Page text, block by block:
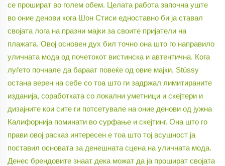
се прошират во голем обем. Целата работа започна уште
во оние денови кога Шон Стиси едноставно би ја ставал
својата лога на празни мајки за своите пријатели на
плажата. Овој основен дух бил точно она што го направило
уличната мода од почетокот вистинска и автентична. Кога
луѓето почнале да бараат повеќе од овие мајки, Stüssy
остана верен на себе со тоа што ги задржал лимитираните
изданија, соработката со локални уметници и скејтери и
дизајните кои сите ги потсетувале на оние денови од јужна
Калифорнија поминати во сурфање и скејтинг. Она што го
прави овој расказ интересен е тоа што тој всушност ја
поставил основата за денешната сцена на уличната мода.
Денес брендовите знаат дека можат да ја прошират својата